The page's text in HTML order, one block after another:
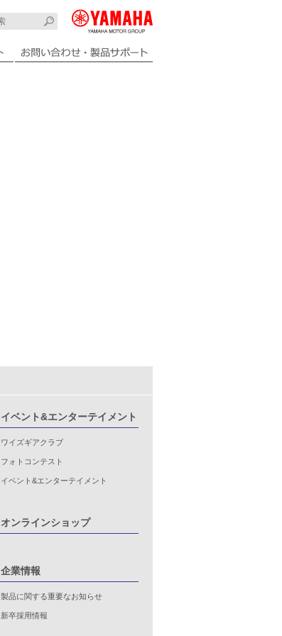
イベント&エンターテイメント
ワイズギアクラブ
フォトコンテスト
イベント&エンターテイメント
オンラインショップ
企業情報
製品に関する重要なお知らせ
新卒採用情報